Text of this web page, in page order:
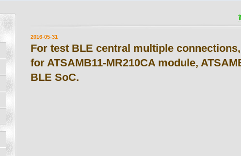
2016-05-31
For test BLE central multiple
for ATSAMB11-MR210CA module,
BLE SoC.